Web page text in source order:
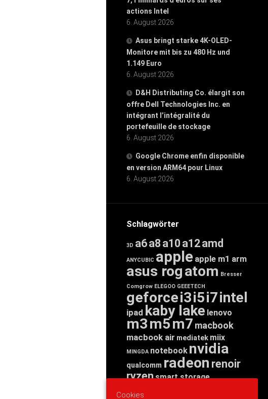
actions Intel
6. August 2026
Asus bringt starke 4K-OLED-
Monitore mit bis zu 480 Hz und
1.149 Euro
6. August 2026
D&H Distributing Co. élargit son
offre Dell Technologies Inc. en
intégrant l’intégralité du
portefeuille de stockage
6. August 2026
Google Chrome enfin disponible
en version ARM64 pour Linux
6. August 2026
Schlagwörter
3D a6a8 a10 a12amd
ANYCUBIC apple apple m1 arm
asus rogatom Bresser
Comgrow ELEGOO GEEETECH
geforcei3i5i7intel
ipad kaby lake lenovo
m3m5m7 macbook
macbook air mediatek miix
MINGDA notebook nvidia
qualcomm radeon renoir
ryzensmart storage
Cookies